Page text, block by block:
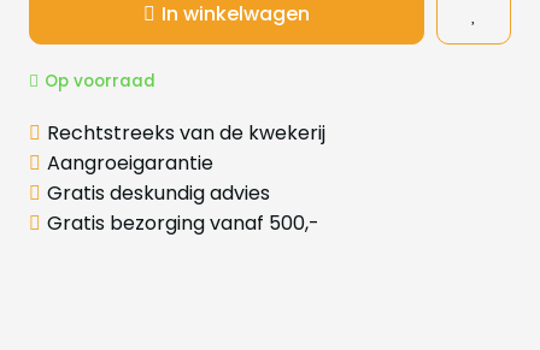
In winkelwagen
Op voorraad
Rechtstreeks van de kwekerij
Aangroeigarantie
Gratis deskundig advies
Gratis bezorging vanaf 500,-